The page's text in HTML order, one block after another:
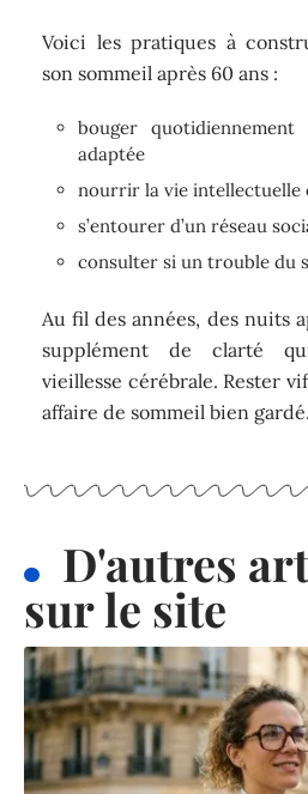
Voici les pratiques à
son sommeil après 60 ans :
bouger
adaptée
nourrir la vie intellectuelle
s’entourer d’un réseau
consulter si un trouble du
Au fil des années, des nuits
supplément de clarté
vieillesse cérébrale. Rester
affaire de sommeil bien gardé.
D'autres
sur le site